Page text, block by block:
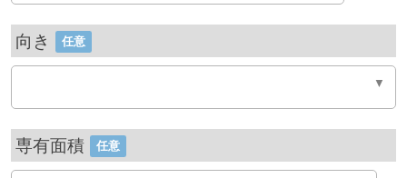
向き 任意
専有面積 任意